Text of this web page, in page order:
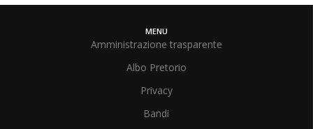
MENU
Amministrazione trasparente
Albo Pretorio
Privacy
Bandi